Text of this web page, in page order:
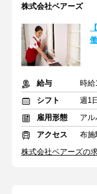
株式会社ベアーズ
給与
時給
シフト
週1
雇用形態
アル
アクセス
布施
株式会社ベアーズの